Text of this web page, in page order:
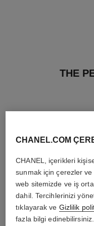
THE
CHANEL.COM
CHANEL, içerikleri
sunmak için çerezler ve
web sitemizde ve iş
dahil. Tercihlerinizi
tıklayarak ve Gizlilik
fazla bilgi edinebilirsiniz.